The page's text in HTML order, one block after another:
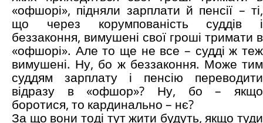
«офшорі», підняли зарплати й пенсії – ті,
що через корумпованість суддів і
беззаконня, вимушені свої гроші тримати в
«офшорі». Але то ще не все – судді ж теж
вимушені. Ну, бо ж беззаконня. Може тим
суддям зарплату і пенсію переводити
відразу в «офшор»? Ну, бо – якщо
боротися, то кардинально – нє?
За що вони тоді тут жити будуть, якщо туди